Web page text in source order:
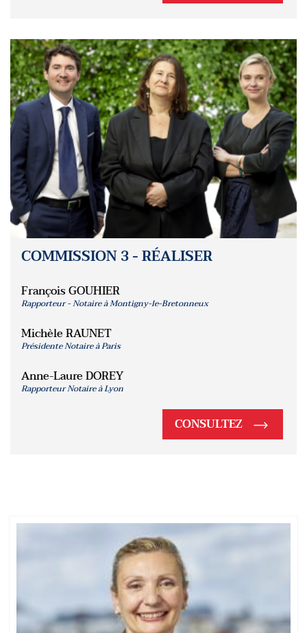
COMMISSION 3 - RÉALISER
François GOUHIER
Rapporteur - Notaire à Montigny-le-Bretonneux
Michèle RAUNET
Présidente Notaire à Paris
Anne-Laure DOREY
Rapporteur Notaire à Lyon
CONSULTEZ